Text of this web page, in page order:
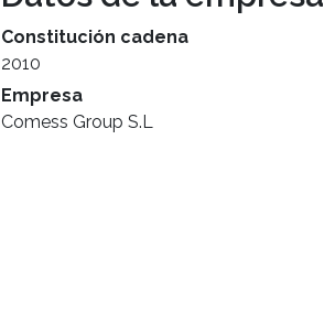
Constitución cadena
2010
Empresa
Comess Group S.L